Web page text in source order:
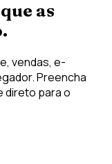
as
vendas, e-
Preencha
direto para o